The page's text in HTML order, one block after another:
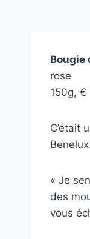
Bougie
rose
150g, €
C’était
« Je
des
vous